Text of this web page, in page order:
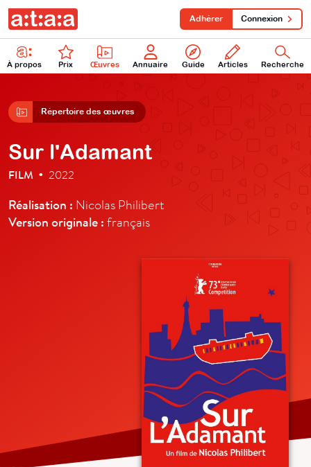
À propos Prix Œuvres Annuaire Guide Articles Recherche
Adhérer Connexion
Répertoire des œuvres
Sur l'Adamant
FILM • 2022
Réalisation : Nicolas Philibert
Version originale : français